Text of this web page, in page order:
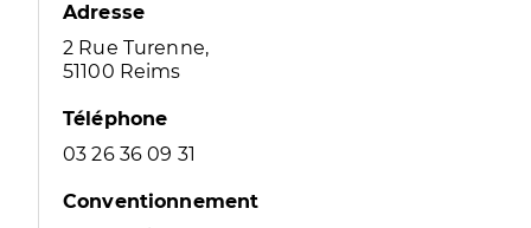
Adresse
2 Rue Turenne,
51100 Reims
Téléphone
03 26 36 09 31
Conventionnement